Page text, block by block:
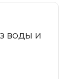
воды и